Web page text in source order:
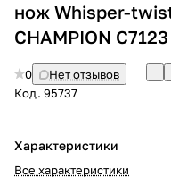
нож Whisper-
CHAMPION C7123
0
Нет отзывов
Код. 95737
Характеристики
Все характеристики
Сегодня
25 %